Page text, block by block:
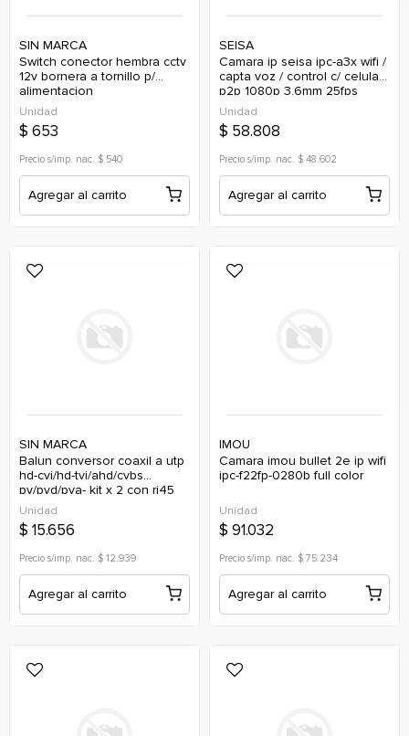
SIN MARCA
switch conector hembra cctv
12v bornera a tornillo p/
alimentacion
Unidad
$ 653
Precio s/imp. nac. $ 540
Agregar al carrito
SEISA
camara ip seisa ipc-a3x wifi /
capta voz / control c/ celular
p2p 1080p 3.6mm 25fps
Unidad
$ 58.808
Precio s/imp. nac. $ 48.602
Agregar al carrito
SIN MARCA
balun conversor coaxil a utp
hd-cvi/hd-tvi/ahd/cvbs
pv/pvd/pva- kit x 2 con rj45
Unidad
$ 15.656
Precio s/imp. nac. $ 12.939
Agregar al carrito
IMOU
camara imou bullet 2e ip wifi
ipc-f22fp-0280b full color
Unidad
$ 91.032
Precio s/imp. nac. $ 75.234
Agregar al carrito